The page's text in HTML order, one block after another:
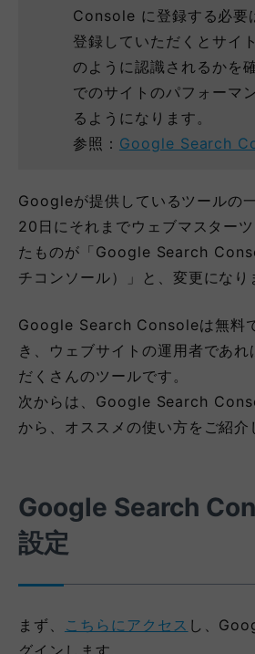
Console に登録する必要
登録していただくとサイ
のように認識されるかを
でのサイトのパフォーマ
るようになります。
参照： Google Search
Googleが提供しているツールの
20日にそれまでウェブマスター
たものが「Google Search
チコンソール）」と、変更になり
Google Search Consoleは無料
き、ウェブサイトの運用者であれ
だくさんのツールです。
次からは、Google Search
から、オススメの使い方をご紹介
Google Search
設定
まず、 こちらにアクセス し、
グインします。